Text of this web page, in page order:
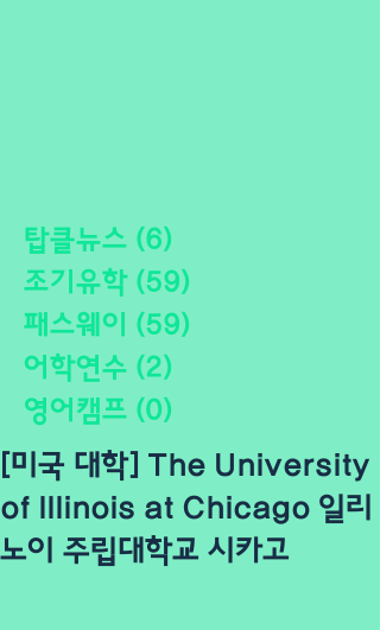
탑클뉴스 (6)
조기유학 (59)
패스웨이
(59)
어학연수 (2)
영어캠프 (0)
[미국 대학] The University
of Illinois at Chicago 일리
노이 주립대학교 시카고